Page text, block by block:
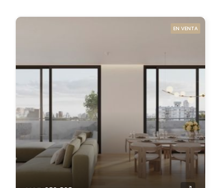
EN VENTA